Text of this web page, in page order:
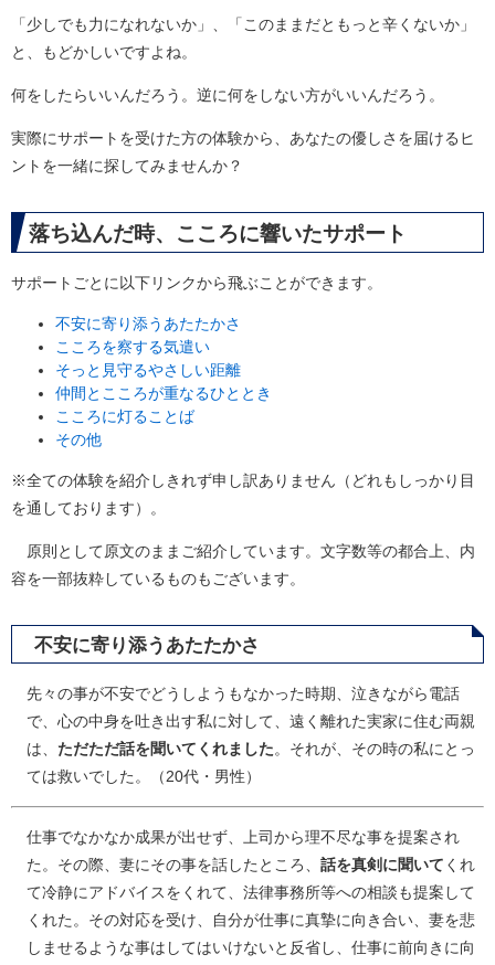
「少しでも力になれないか」、「このままだともっと辛くないか」
と、もどかしいですよね。
何をしたらいいんだろう。逆に何をしない方がいいんだろう。
実際にサポートを受けた方の体験から、あなたの優しさを届けるヒ
ントを一緒に探してみませんか？
落ち込んだ時、こころに響いたサポート
サポートごとに以下リンクから飛ぶことができます。
不安に寄り添うあたたかさ
こころを察する気遣い
そっと見守るやさしい距離
仲間とこころが重なるひととき
こころに灯ることば
その他
​​※全ての体験を紹介しきれず申し訳ありません（どれもしっかり目
を通しております）。
原則として原文のままご紹介しています。文字数等の都合上、内
容を一部抜粋しているものもございます。
不安に寄り添うあたたかさ
先々の事が不安でどうしようもなかった時期、泣きながら電話
で、心の中身を吐き出す私に対して、遠く離れた実家に住む両親
は、 ただただ話を聞いてくれました。それが、その時の私にとっ
ては救いでした。（20代・男性）
仕事でなかなか成果が出せず、上司から理不尽な事を提案され
た。その際、妻にその事を話したところ、 話を真剣に聞いて くれ
て冷静にアドバイスをくれて、法律事務所等への相談も提案して
くれた。その対応を受け、自分が仕事に真摯に向き合い、妻を悲
しませるような事はしてはいけないと反省し、仕事に前向きに向